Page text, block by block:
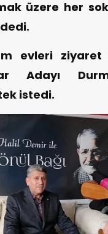
üzere her
evleri ziyaret
Adayı
istedi.